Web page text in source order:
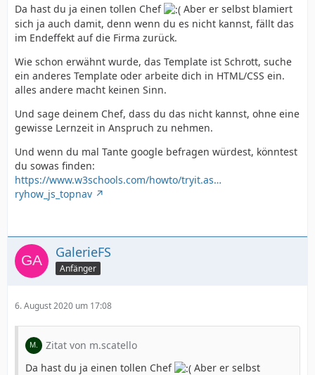
Da hast du ja einen tollen Chef
Aber er selbst blamiert
sich ja auch damit, denn wenn du es nicht kannst, fällt das
im Endeffekt auf die Firma zurück.
Wie schon erwähnt wurde, das Template ist Schrott, suche
ein anderes Template oder arbeite dich in HTML/CSS ein.
alles andere macht keinen Sinn.
Und sage deinem Chef, dass du das nicht kannst, ohne eine
gewisse Lernzeit in Anspruch zu nehmen.
Und wenn du mal Tante google befragen würdest, könntest
du sowas finden:
https://www.w3schools.com/howto/tryit.as…
ryhow_js_topnav
GalerieFS
Anfänger
6. August 2020 um 17:08
Zitat von m.scatello
Da hast du ja einen tollen Chef
Aber er selbst